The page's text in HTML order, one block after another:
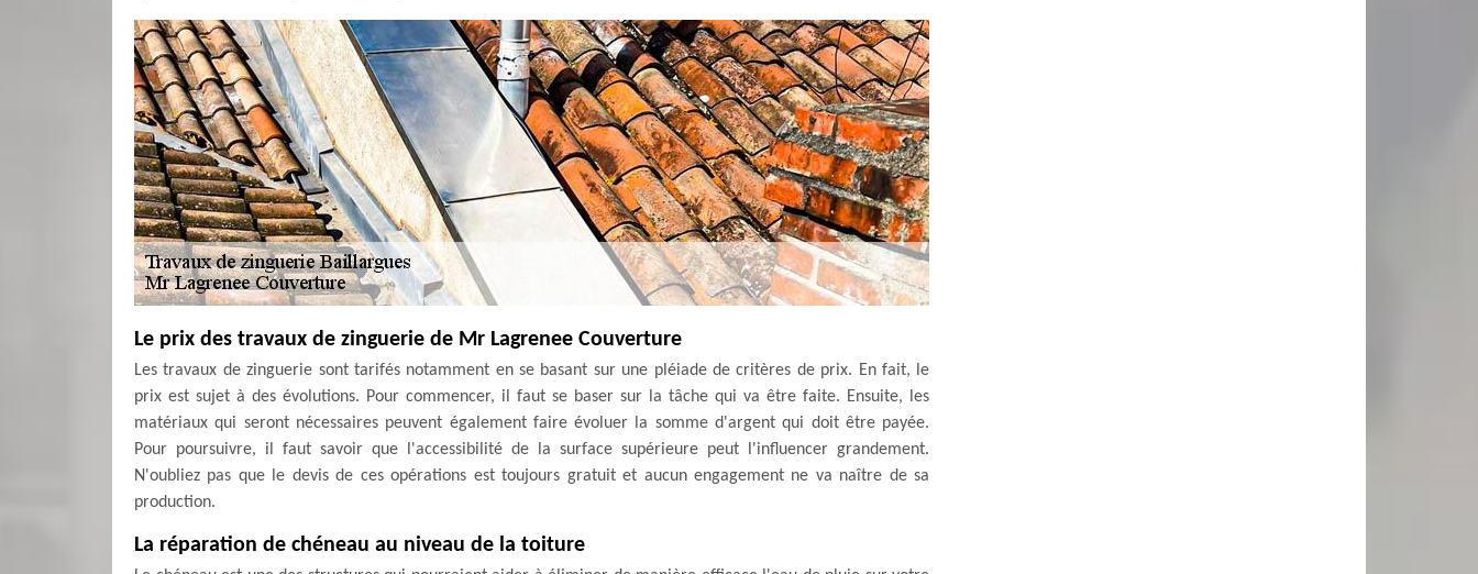
Le prix des travaux de zinguerie de Mr Lagrenee Couverture
Les travaux de zinguerie sont tarifés notamment en se basant sur une pléiade de critères de prix. En fait, le
prix est sujet à des évolutions. Pour commencer, il faut se baser sur la tâche qui va être faite. Ensuite, les
matériaux qui seront nécessaires peuvent également faire évoluer la somme d'argent qui doit être payée.
Pour poursuivre, il faut savoir que l'accessibilité de la surface supérieure peut l'influencer grandement.
N'oubliez pas que le devis de ces opérations est toujours gratuit et aucun engagement ne va naître de sa
production.
La réparation de chéneau au niveau de la toiture